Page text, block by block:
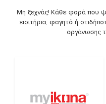
Μη ξεχνάς! Κάθε φορά που
εισιτήρια, φαγητό ή
οργάνωσης